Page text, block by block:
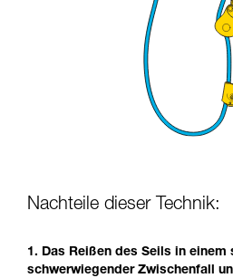
Nachteile dieser Technik:
1. Das Reißen des Seils in
schwerwiegender Zwischenfall